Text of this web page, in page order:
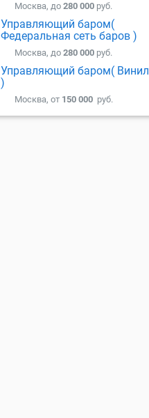
Москва, до 280 000 руб.
Управляющий баром(
Федеральная сеть баров )
Москва, до 280 000 руб.
Управляющий баром( Винил
)
Москва, от 150 000 руб.